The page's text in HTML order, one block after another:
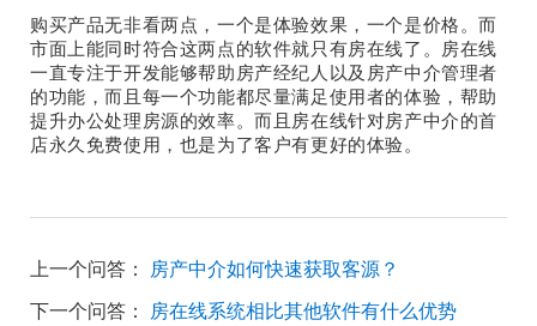
购买产品无非看两点，一个是体验效果，一个是价格。而
市面上能同时符合这两点的软件就只有房在线了。房在线
一直专注于开发能够帮助房产经纪人以及房产中介管理者
的功能，而且每一个功能都尽量满足使用者的体验，帮助
提升办公处理房源的效率。而且房在线针对房产中介的首
店永久免费使用，也是为了客户有更好的体验。
上一个问答： 房产中介如何快速获取客源？
下一个问答： 房在线系统相比其他软件有什么优势